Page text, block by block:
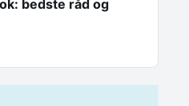
bedste råd og